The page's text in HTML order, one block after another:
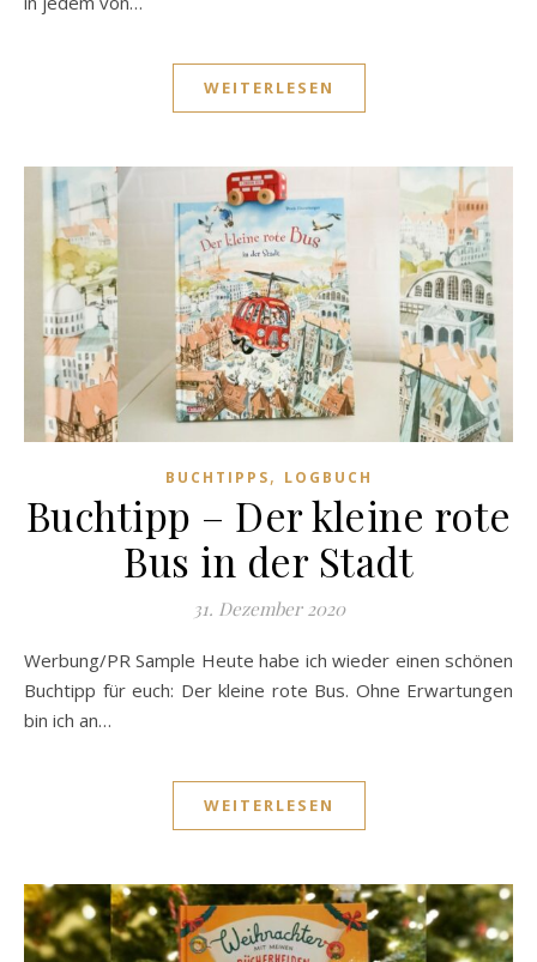
WEITERLESEN
BUCHTIPPS, LOGBUCH
Buchtipp – Der kleine rote
Bus in der Stadt
31. Dezember 2020
Werbung/PR Sample Heute habe ich wieder einen schönen
Buchtipp für euch: Der kleine rote Bus. Ohne Erwartungen
bin ich an…
WEITERLESEN